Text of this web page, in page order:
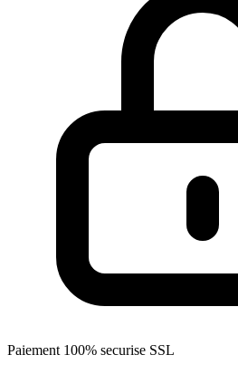
Paiement 100% securise SSL